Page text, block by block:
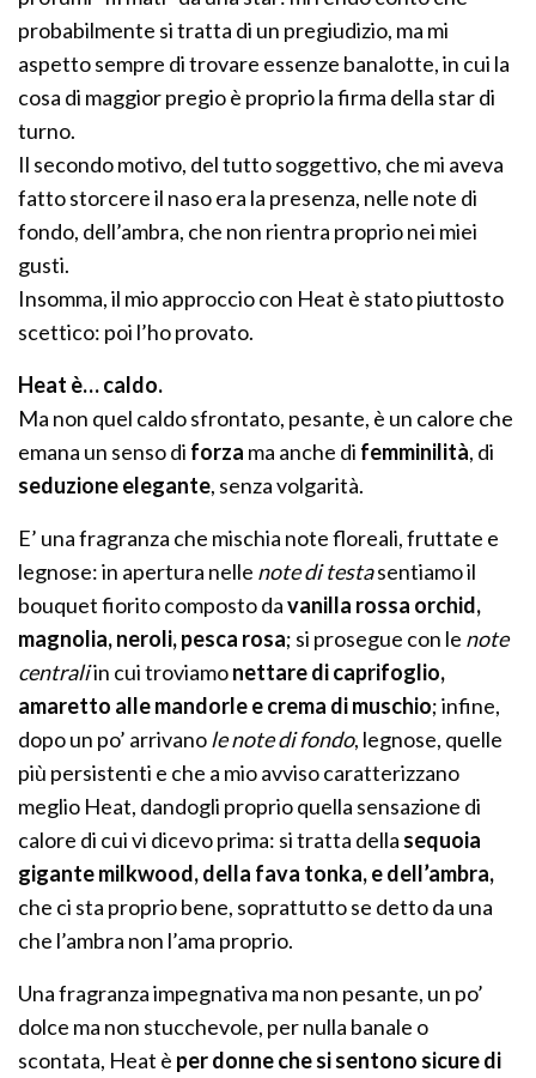
probabilmente si tratta di un pregiudizio, ma mi
aspetto sempre di trovare essenze banalotte, in cui la
cosa di maggior pregio è proprio la firma della star di
turno.
Il secondo motivo, del tutto soggettivo, che mi aveva
fatto storcere il naso era la presenza, nelle note di
fondo, dell’ambra, che non rientra proprio nei miei
gusti.
Insomma, il mio approccio con Heat è stato piuttosto
scettico: poi l’ho provato.
Heat è… caldo.
Ma non quel caldo sfrontato, pesante, è un calore che
emana un senso di forza ma anche di femminilità, di
seduzione elegante, senza volgarità.
E’ una fragranza che mischia note floreali, fruttate e
legnose: in apertura nelle note di testasentiamo il
bouquet fiorito composto davanilla rossa orchid,
magnolia, neroli, pesca rosa; si prosegue con le note
centraliin cui troviamonettare di caprifoglio,
amaretto alle mandorle e crema di muschio; infine,
dopo un po’ arrivanole note di fondo, legnose, quelle
più persistenti e che a mio avviso caratterizzano
meglio Heat, dandogli proprio quella sensazione di
calore di cui vi dicevo prima: si tratta della sequoia
gigante milkwood, della fava tonka, e dell’ambra,
che ci sta proprio bene, soprattutto se detto da una
che l’ambra non l’ama proprio.
Una fragranza impegnativa ma non pesante, un po’
dolce ma non stucchevole, per nulla banale o
scontata, Heat è per donne che si sentono sicure di